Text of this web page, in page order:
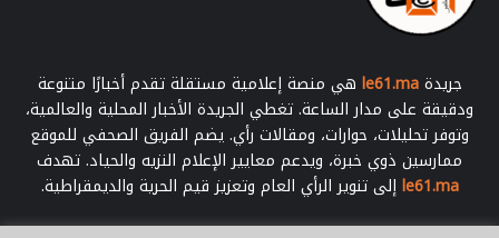
جريدةle61.ma هي منصة إعلامية مستقلة تقدم أخبارًا متنوعة
ودقيقة على مدار الساعة. تغطي الجريدة الأخبار المحلية والعالمية،
وتوفر تحليلات، حوارات، ومقالات رأي. يضم الفريق الصحفي للموقع
ممارسين ذوي خبرة، ويدعم معايير الإعلام النزيه والحياد. تهدف
le61.maإلى تنوير الرأي العام وتعزيز قيم الحرية والديمقراطية.